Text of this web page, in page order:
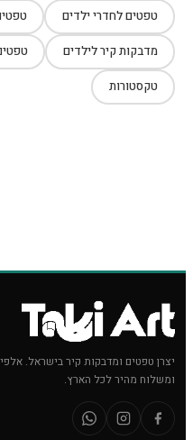
טפטים לחדרי ילדים
מדבקות קיר לילדים
טקסטורות
יצרן טפטים ומדבקות קיר בישראל.
ומשלוח מהיר לכל הארץ.